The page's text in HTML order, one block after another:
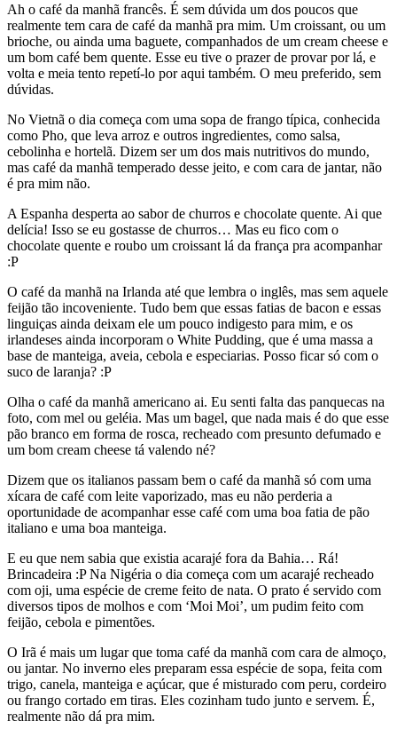
Ah o café da manhã francês. É sem dúvida um dos poucos que
realmente tem cara de café da manhã pra mim. Um croissant, ou um
brioche, ou ainda uma baguete, companhados de um cream cheese e
um bom café bem quente. Esse eu tive o prazer de provar por lá, e
volta e meia tento repetí-lo por aqui também. O meu preferido, sem
dúvidas.
No Vietnã o dia começa com uma sopa de frango típica, conhecida
como Pho, que leva arroz e outros ingredientes, como salsa,
cebolinha e hortelã. Dizem ser um dos mais nutritivos do mundo,
mas café da manhã temperado desse jeito, e com cara de jantar, não
é pra mim não.
A Espanha desperta ao sabor de churros e chocolate quente. Ai que
delícia! Isso se eu gostasse de churros… Mas eu fico com o
chocolate quente e roubo um croissant lá da frança pra acompanhar
:P
O café da manhã na Irlanda até que lembra o inglês, mas sem aquele
feijão tão incoveniente. Tudo bem que essas fatias de bacon e essas
linguiças ainda deixam ele um pouco indigesto para mim, e os
irlandeses ainda incorporam o White Pudding, que é uma massa a
base de manteiga, aveia, cebola e especiarias. Posso ficar só com o
suco de laranja? :P
Olha o café da manhã americano ai. Eu senti falta das panquecas na
foto, com mel ou geléia. Mas um bagel, que nada mais é do que esse
pão branco em forma de rosca, recheado com presunto defumado e
um bom cream cheese tá valendo né?
Dizem que os italianos passam bem o café da manhã só com uma
xícara de café com leite vaporizado, mas eu não perderia a
oportunidade de acompanhar esse café com uma boa fatia de pão
italiano e uma boa manteiga.
E eu que nem sabia que existia acarajé fora da Bahia… Rá!
Brincadeira :P Na Nigéria o dia começa com um acarajé recheado
com oji, uma espécie de creme feito de nata. O prato é servido com
diversos tipos de molhos e com ‘Moi Moi’, um pudim feito com
feijão, cebola e pimentões.
O Irã é mais um lugar que toma café da manhã com cara de almoço,
ou jantar. No inverno eles preparam essa espécie de sopa, feita com
trigo, canela, manteiga e açúcar, que é misturado com peru, cordeiro
ou frango cortado em tiras. Eles cozinham tudo junto e servem. É,
realmente não dá pra mim.